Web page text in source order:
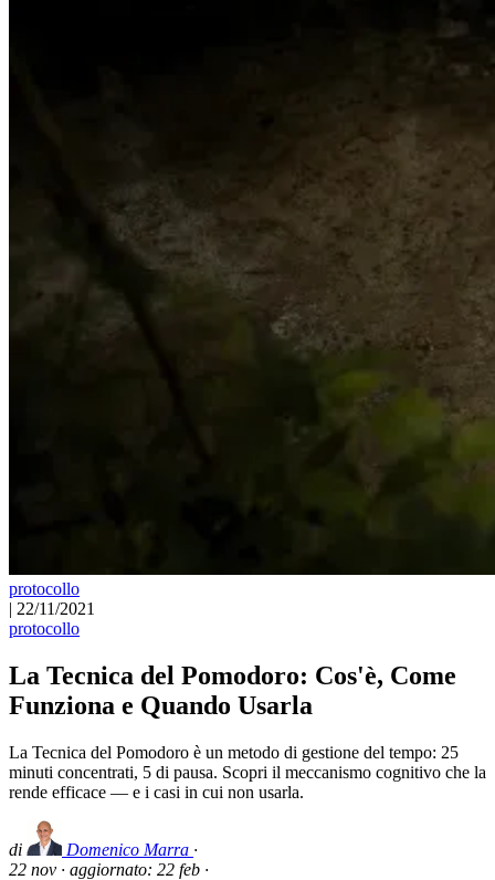
protocollo
| 22/11/2021
protocollo
La Tecnica del Pomodoro: Cos'è, Come
Funziona e Quando Usarla
La Tecnica del Pomodoro è un metodo di gestione del tempo: 25
minuti concentrati, 5 di pausa. Scopri il meccanismo cognitivo che la
rende efficace — e i casi in cui non usarla.
di Domenico Marra ·
22 nov · aggiornato: 22 feb ·